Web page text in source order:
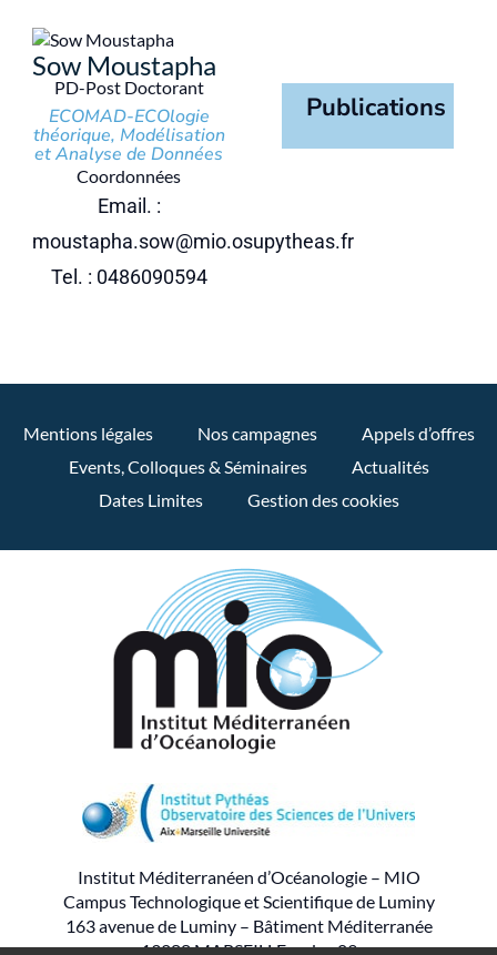
Sow Moustapha
PD-Post Doctorant
ECOMAD-ECOlogie
théorique, Modélisation
et Analyse de Données
Coordonnées
Email. :
moustapha.sow@mio.osupytheas.fr
Tel. : 0486090594
Publications
Mentions légales Nos campagnes
Appels d’offres
Events, Colloques & Séminaires
Actualités
Dates Limites
Gestion des cookies
Institut Méditerranéen d’Océanologie – MIO
Campus Technologique et Scientifique de Luminy
163 avenue de Luminy – Bâtiment Méditerranée
13288 MARSEILLE cedex 09